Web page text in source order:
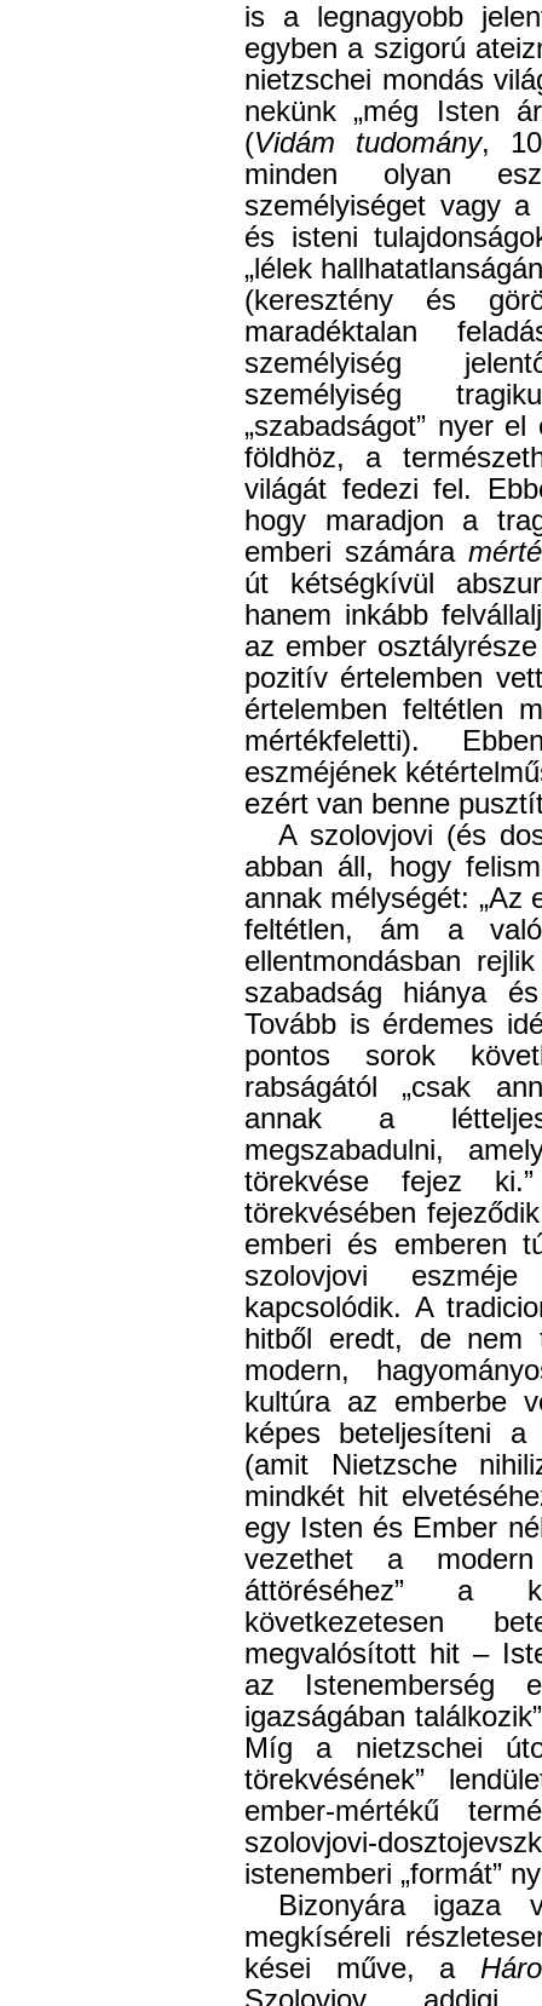
is a legnagyobb
egyben a szigorú
nietzschei mondás
nekünk „még Isten
(Vidám tudomány,
minden olyan
személyiséget vagy
és isteni
„lélek
(keresztény és
maradéktalan
személyiség
személyiség
„szabadságot” nyer
földhöz, a
világát fedezi fel.
hogy maradjon a
emberi számára
út kétségkívül
hanem inkább
az ember
pozitív értelemben
értelemben feltétlen
mértékfeletti).
eszméjének
ezért van benne
A szolovjovi (és
abban áll, hogy
annak mélységét: „Az
feltétlen, ám a
ellentmondásban
szabadság hiánya
Tovább is érdemes
pontos sorok
rabságától „csak
annak a
megszabadulni,
törekvése fejez
törekvésében
emberi és emberen
szolovjovi
kapcsolódik. A
hitből eredt, de
modern,
kultúra az emberbe
képes beteljesíteni
(amit Nietzsche
mindkét hit
egy Isten és Ember
vezethet a
áttöréséhez” a
következetesen
megvalósított hit –
az Istenemberség
igazságában
Míg a nietzschei
törekvésének”
ember-mértékű
szolovjovi-
istenemberi „formát”
Bizonyára igaza
megkíséreli
kései műve, a